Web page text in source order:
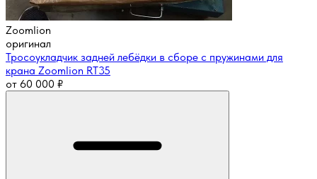
Zoomlion
оригинал
Тросоукладчик задней лебёдки в сборе с пружинами для
крана Zoomlion RT35
от 60 000 ₽